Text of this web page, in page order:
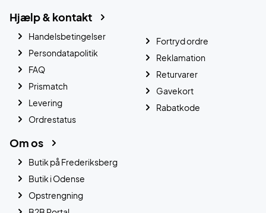
Hjælp & kontakt
Handelsbetingelser
Persondatapolitik
FAQ
Prismatch
Levering
Ordrestatus
Fortryd ordre
Reklamation
Returvarer
Gavekort
Rabatkode
Om os
Butik på Frederiksberg
Butik i Odense
Opstrengning